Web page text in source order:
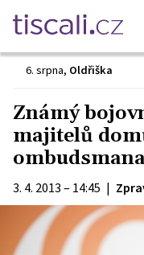
6. srpna, Oldřiška
Známý
majitelů
3. 4. 2013 – 14:45 |